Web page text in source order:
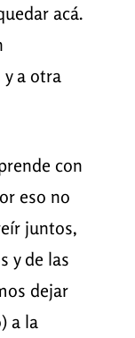
acá.
y a otra
con
eso no
juntos,
y de las
dejar
a la